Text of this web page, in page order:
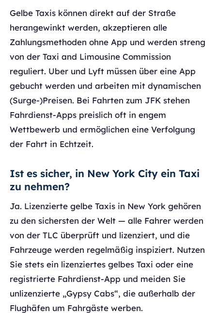
Gelbe Taxis können direkt auf der Straße
herangewinkt werden, akzeptieren alle
Zahlungsmethoden ohne App und werden streng
von der Taxi and Limousine Commission
reguliert. Uber und Lyft müssen über eine App
gebucht werden und arbeiten mit dynamischen
(Surge-)Preisen. Bei Fahrten zum JFK stehen
Fahrdienst-Apps preislich oft in engem
Wettbewerb und ermöglichen eine Verfolgung
der Fahrt in Echtzeit.
Ist es sicher, in New York City ein Taxi
zu nehmen?
Ja. Lizenzierte gelbe Taxis in New York gehören
zu den sichersten der Welt — alle Fahrer werden
von der TLC überprüft und lizenziert, und die
Fahrzeuge werden regelmäßig inspiziert. Nutzen
Sie stets ein lizenziertes gelbes Taxi oder eine
registrierte Fahrdienst-App und meiden Sie
unlizenzierte „Gypsy Cabs“, die außerhalb der
Flughäfen um Fahrgäste werben.